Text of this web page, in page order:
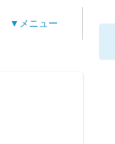
▼メニュー